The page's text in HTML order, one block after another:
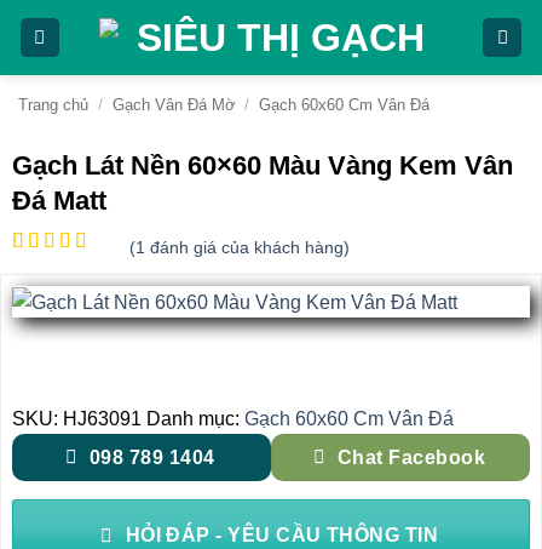
Bỏ
nội
dung
Trang chủ / Gạch Vân Đá Mờ / Gạch 60x60 Cm Vân Đá
Gạch Lát Nền 60×60 Màu Vàng Kem Vân
Đá Matt
trên 5
dựa trên
đánh giá
(1 đánh giá của khách hàng)
SKU: HJ63091 Danh mục: Gạch 60x60 Cm Vân Đá
098 789 1404
Chat Facebook
HỎI ĐÁP - YÊU CẦU THÔNG TIN